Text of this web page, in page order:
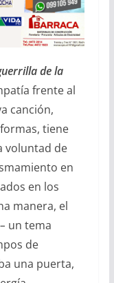
de la
frente al
canción,
tiene
voluntad de
en
en los
manera, el
un tema
de
una puerta,